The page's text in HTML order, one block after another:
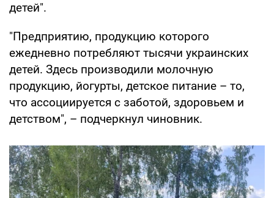
детей".
"Предприятию, продукцию которого
ежедневно потребляют тысячи украинских
детей. Здесь производили молочную
продукцию, йогурты, детское питание – то,
что ассоциируется с заботой, здоровьем и
детством", – подчеркнул чиновник.